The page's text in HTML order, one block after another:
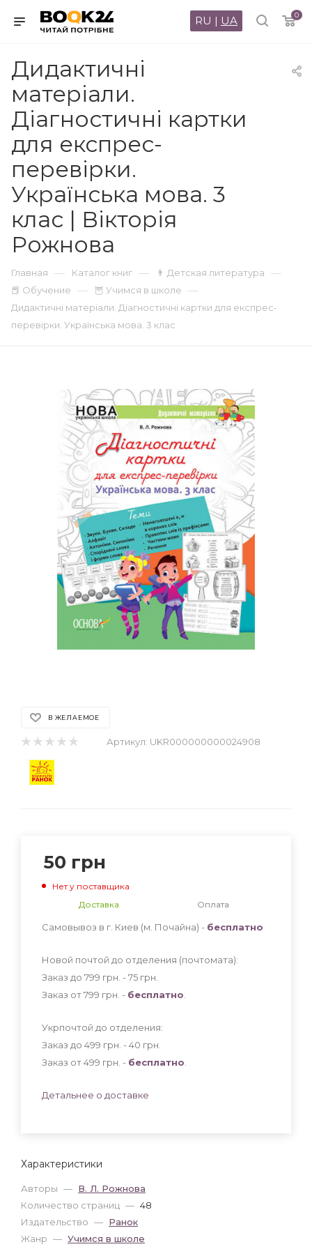
0
RU | UA
Дидактичні
матеріали.
Діагностичні картки
для експрес-
перевірки.
Українська мова. 3
клас | Вікторія
Рожнова
Главная — Каталог книг — 👨 Детская литература —
📕 Обучение — 🦉 Учимся в школе —
Дидактичні матеріали. Діагностичні картки для експрес-
перевірки. Українська мова. 3 клас
В ЖЕЛАЕМОЕ
Артикул: UKR000000000024908
Характеристики
Авторы — В. Л. Рожнова
Количество страниц — 48
Издательство — Ранок
Жанр — Учимся в школе
50 грн
Нет у поставщика
Доставка
Оплата
Самовывоз в г. Киев (м. Почайна) - бесплатно
Новой почтой до отделения (почтомата):
Заказ до 799 грн. - 75 грн
Заказ от 799 грн. - бесплатно
Укрпочтой до отделения:
Заказ до 499 грн. - 40 грн
Заказ от 499 грн. - бесплатно
Детальнее о доставке